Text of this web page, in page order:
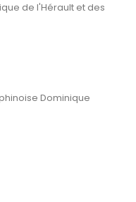
de l'Hérault et des
Dominique